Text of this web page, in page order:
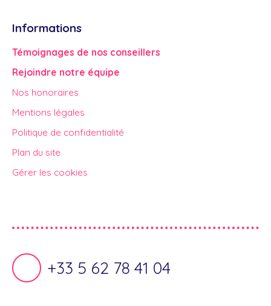
Informations
Témoignages de nos conseillers
Rejoindre notre équipe
Nos honoraires
Mentions légales
Politique de confidentialité
Plan du site
Gérer les cookies
+33 5 62 78 41 04